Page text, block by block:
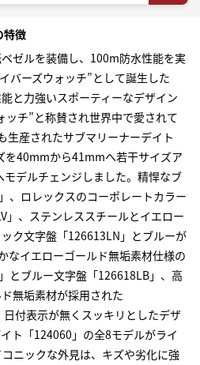
特徴
ゼルを装備し、100m防水性能を実
バーズウォッチ”として誕生した
と力強いスポーティーなデザイン
ッチ”と称賛され世界中で愛されて
生産されたサブマリーナーデイト
を40mmから41mmへ若干サイズア
デルチェンジしました。精悍なブ
、ロレックスのコーポレートカラー
」、ステンレススチールとイエロー
ク文字盤「126613LN」とブルーが
なイエローゴールド無垢素材仕様の
とブルー文字盤「126618LB」、高
無垢素材が採用された
日付表示が無くスッキリとしたデザ
ト「124060」の全8モデルがライ
ニックな外見は、キズや劣化に強